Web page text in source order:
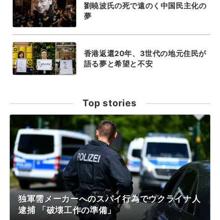
劉暁波氏の死で遠のく中国民主化の
夢
香港返還20年、3世代の地元住民が
語る夢と希望と不安
Top stories
独軍需メーカーへのスパイ行為でウクライナ人
逮捕 「破壊工作の準備」